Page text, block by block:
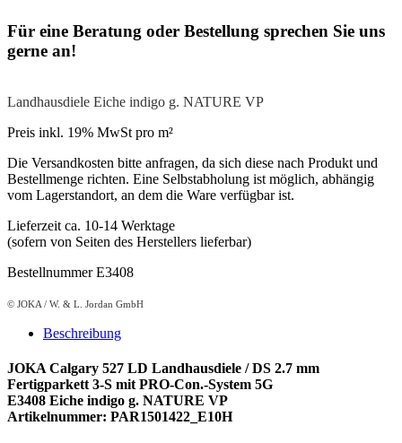
Für eine Beratung oder Bestellung sprechen Sie uns
gerne an!
Landhausdiele Eiche indigo g. NATURE VP
Preis inkl. 19% MwSt pro m²
Die Versandkosten bitte anfragen, da sich diese nach Produkt und
Bestellmenge richten. Eine Selbstabholung ist möglich, abhängig
vom Lagerstandort, an dem die Ware verfügbar ist.
Lieferzeit ca. 10-14 Werktage
(sofern von Seiten des Herstellers lieferbar)
Bestellnummer E3408
© JOKA / W. & L. Jordan GmbH
Beschreibung
JOKA Calgary 527 LD Landhausdiele / DS 2.7 mm
Fertigparkett 3-S mit PRO-Con.-System 5G
E3408 Eiche indigo g. NATURE VP
Artikelnummer: PAR1501422_E10H